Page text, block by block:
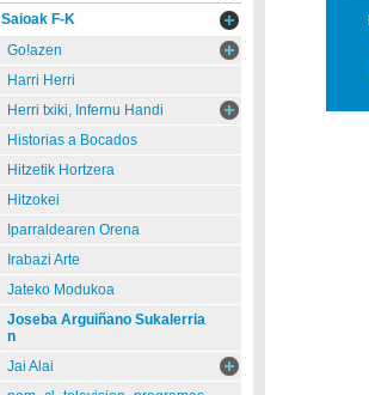
Saioak F-K
Go!azen
Harri Herri
Herri txiki, Infernu Handi
Historias a Bocados
Hitzetik Hortzera
Hitzokei
Iparraldearen Orena
Irabazi Arte
Jateko Modukoa
Joseba Arguiñano Sukalerria
n
Jai Alai